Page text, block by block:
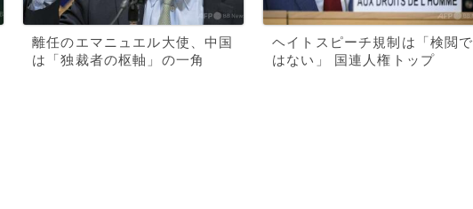
離任のエマニュエル大使、中国
は「独裁者の枢軸」の一角
ヘイトスピーチ規制は「検閲で
はない」 国連人権トップ